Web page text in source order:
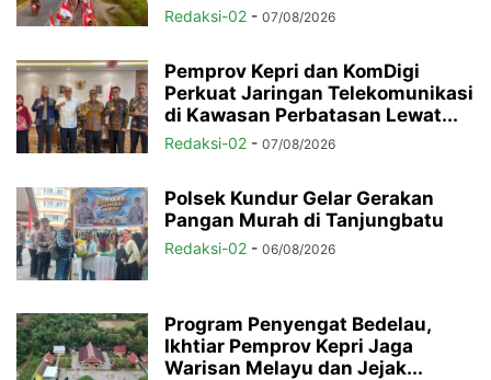
Redaksi-02 - 07/08/2026
Pemprov Kepri dan KomDigi
Perkuat Jaringan Telekomunikasi
di Kawasan Perbatasan Lewat...
Redaksi-02 - 07/08/2026
Polsek Kundur Gelar Gerakan
Pangan Murah di Tanjungbatu
Redaksi-02 - 06/08/2026
Program Penyengat Bedelau,
Ikhtiar Pemprov Kepri Jaga
Warisan Melayu dan Jejak...